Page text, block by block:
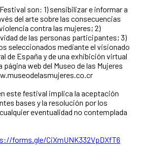
son: 1) sensibilizar e informar a
del arte sobre las consecuencias
contra las mujeres; 2)
de las personas participantes; 3)
seleccionados mediante el visionado
de España y de una exhibición virtual
página web del Museo de las Mujeres
este festival implica la aceptación
bases y la resolución por los
eventualidad no contemplada
forms.gle/CiXmUNK332VpDXfT6